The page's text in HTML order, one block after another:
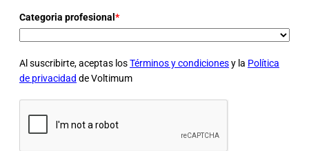
Categoria profesional *
Al suscribirte, aceptas losTérminos y condicionesy la Política
de privacidad de Voltimum